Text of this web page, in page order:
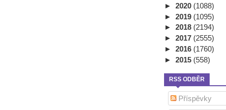
► 2020 (1088)
► 2019 (1095)
► 2018 (2194)
► 2017 (2555)
► 2016 (1760)
► 2015 (558)
RSS ODBĚR
Příspěvky